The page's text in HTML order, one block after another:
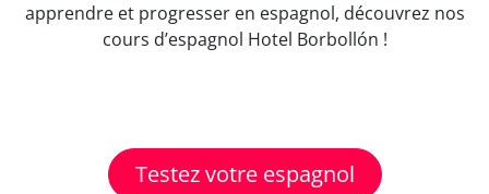
apprendre et progresser en espagnol, découvrez nos
cours d’espagnol Hotel Borbollón !
Testez votre espagnol